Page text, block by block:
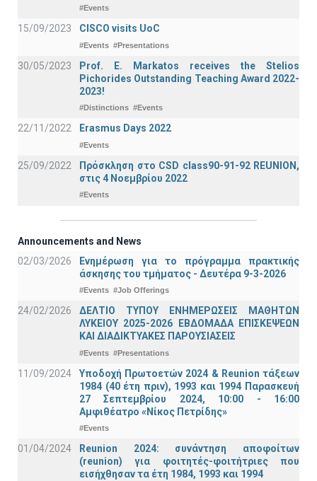
#Events
15/09/2023 CISCO visits UoC
#Events #Presentations
30/05/2023
Prof. E. Markatos receives the Stelios
Pichorides Outstanding Teaching Award 2022-
2023!
#Distinctions #Events
22/11/2022 Erasmus Days 2022
#Events
25/09/2022
Πρόσκληση στο CSD class90-91-92 REUNION,
στις 4 Νοεμβρίου 2022
#Events
Announcements and News
02/03/2026
Ενημέρωση για το πρόγραμμα πρακτικής
άσκησης του τμήματος - Δευτέρα 9-3-2026
#Events #Job Offerings
24/02/2026
ΔΕΛΤΙΟ ΤΥΠΟΥ ΕΝΗΜΕΡΩΣΕΙΣ ΜΑΘΗΤΩΝ
ΛΥΚΕΙΟΥ 2025-2026 ΕΒΔΟΜΑΔΑ ΕΠΙΣΚΕΨΕΩΝ
ΚΑΙ ΔΙΑΔΙΚΤΥΑΚΕΣ ΠΑΡΟΥΣΙΑΣΕΙΣ
#Events #Presentations
11/09/2024
Υποδοχή Πρωτοετών 2024 & Reunion τάξεων
1984 (40 έτη πριν), 1993 και 1994 Παρασκευή
27 Σεπτεμβρίου 2024, 10:00 - 16:00
Αμφιθέατρο «Νίκος Πετρίδης»
#Events
01/04/2024
Reunion 2024: συνάντηση αποφοίτων
(reunion) για φοιτητές-φοιτήτριες που
εισήχθησαν τα έτη 1984, 1993 και 1994